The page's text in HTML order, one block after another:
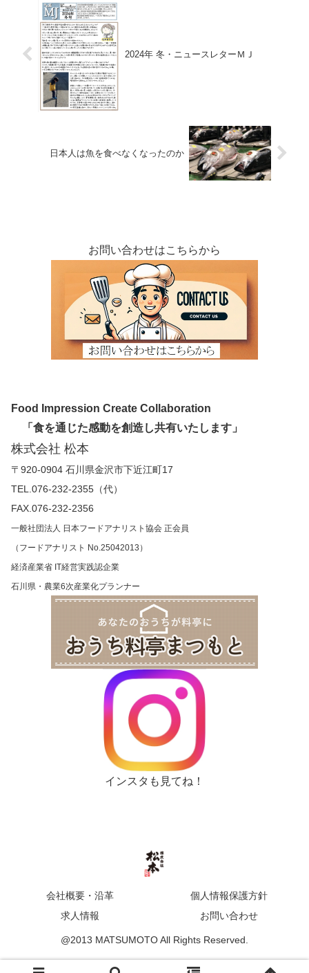
2024年 冬・ニュースレターＭＪ
日本人は魚を食べなくなったのか
お問い合わせはこちらから
Food Impression Create Collaboration
「食を通じた感動を創造し共有いたします」
株式会社 松本
〒920-0904 石川県金沢市下近江町17
TEL.076-232-2355（代）
FAX.076-232-2356
一般社団法人 日本フードアナリスト協会 正会員
（フードアナリスト No.25042013）
経済産業省 IT経営実践認企業
石川県・農業6次産業化プランナー
インスタも見てね！
会社概要・沿革
個人情報保護方針
求人情報
お問い合わせ
@2013 MATSUMOTO All Rights Reserved.